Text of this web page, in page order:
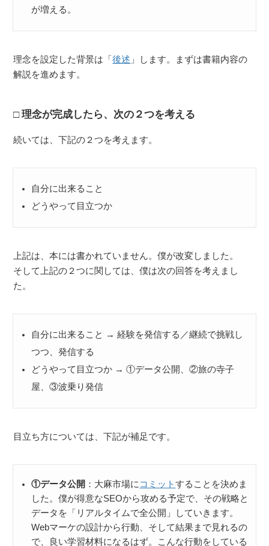
が増える。
理念を設定した背景は「後述 」します。まずは書籍内容の
解説を進めます。
理念が完成したら、次の２つを考える
続いては、下記の２つを考えます。
自分に出来ること
どうやって目立つか
上記は、本には書かれていません。僕が改変しました。
そして上記の２つに関しては、僕は次の回答を考えまし
た。
自分に出来ること → 経験を発信する／継続で挑戦し
つつ、発信する
どうやって目立つか → ①データ公開、②旅の寺子
屋、③波乗り発信
目立ち方については、下記が補足です。
①データ公開 ：大麻市場にコミットすることを決めま
した。僕が得意なSEOから攻める予定で、その戦略と
データを「リアルタイムで全公開」していきます。
Webマーケの設計から行動、そして結果まで見れるの
で、良い学習材料になるはず。こんな行動をしている